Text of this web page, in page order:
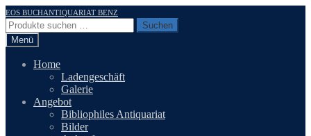
Zur
Navigation
springen
Zum
Inhalt
springen
EOS BUCHANTIQUARIAT BENZ
Suchen
nach:
Suchen
Menü
Home
Ladengeschäft
Galerie
Angebot
Bibliophiles Antiquariat
Bilder